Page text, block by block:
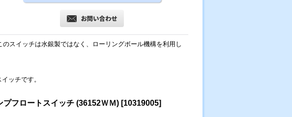
スイッチは水銀製ではなく、ローリングボール機構を利用し
ッチです。
フロートスイッチ (36152ＷＭ) [10319005]